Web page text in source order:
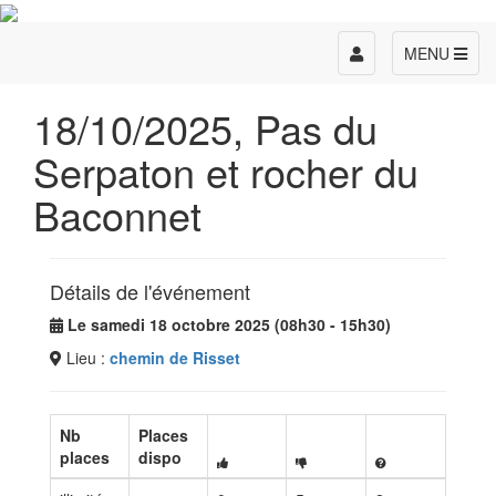
MENU
Toggle
navigation
18/10/2025, Pas du
Serpaton et rocher du
Baconnet
Détails de l'événement
Le samedi 18 octobre 2025 (08h30 - 15h30)
Lieu : chemin de Risset
Nb
places
Places
dispo